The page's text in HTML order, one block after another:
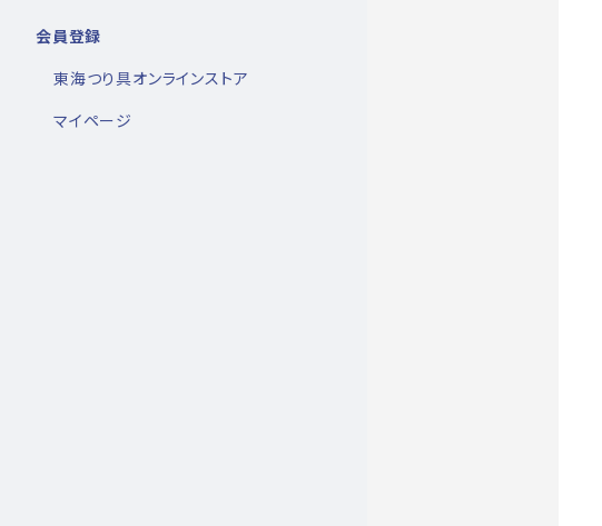
会員登録
東海つり具オンラインストア
マイページ